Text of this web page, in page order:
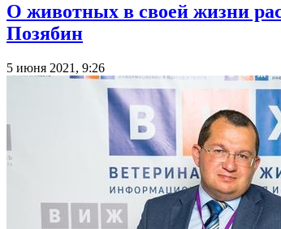
О животных в своей жизни
Позябин
5 июня 2021, 9:26